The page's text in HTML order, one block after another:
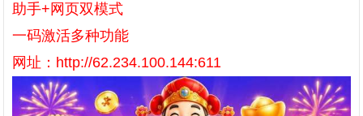
助手+网页双模式
一码激活多种功能
网址：http://62.234.100.144:611